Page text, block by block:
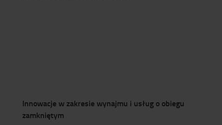
Innowacje w zakresie wynajmu i usług o obiegu
zamkniętym